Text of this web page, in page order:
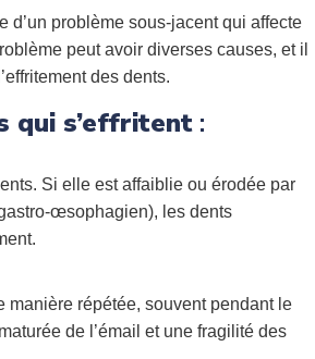
d’un problème sous-jacent qui affecte
peut avoir diverses causes, et il
des dents.
qui s’effritent :
Si elle est affaiblie ou érodée par
œsophagien), les dents
manière répétée, souvent pendant le
de l’émail et une fragilité des